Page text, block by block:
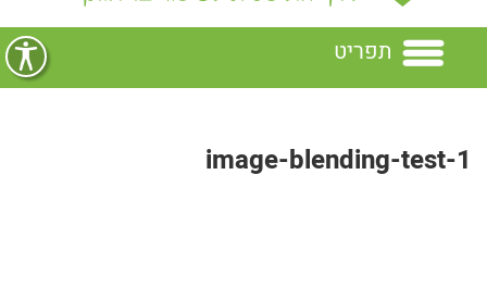
תפריט
נחשון מזרחי
image-blending-test-1